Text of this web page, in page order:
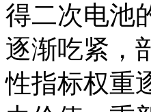
得二次电池
逐渐吃紧，
性指标权重